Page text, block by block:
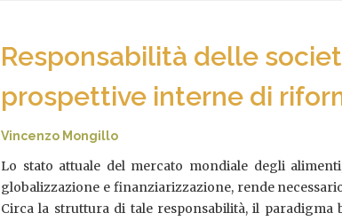
Responsabilità delle
prospettive interne di
Vincenzo Mongillo
Lo stato attuale del mercato mondiale degli
globalizzazione e finanziarizzazione, rende
Circa la struttura di tale responsabilità, il